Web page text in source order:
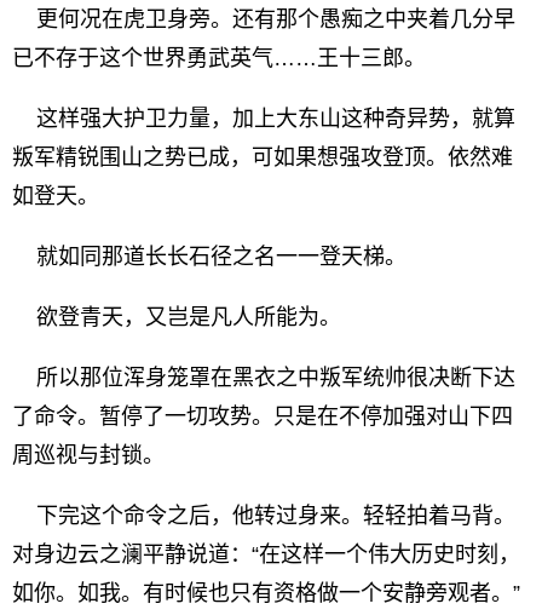
更何况在虎卫身旁。还有那个愚痴之中夹着几分早
已不存于这个世界勇武英气……王十三郎。
这样强大护卫力量，加上大东山这种奇异势，就算
叛军精锐围山之势已成，可如果想强攻登顶。依然难
如登天。
就如同那道长长石径之名一一登天梯。
欲登青天，又岂是凡人所能为。
所以那位浑身笼罩在黑衣之中叛军统帅很决断下达
了命令。暂停了一切攻势。只是在不停加强对山下四
周巡视与封锁。
下完这个命令之后，他转过身来。轻轻拍着马背。
对身边云之澜平静说道：“在这样一个伟大历史时刻，
如你。如我。有时候也只有资格做一个安静旁观者。”